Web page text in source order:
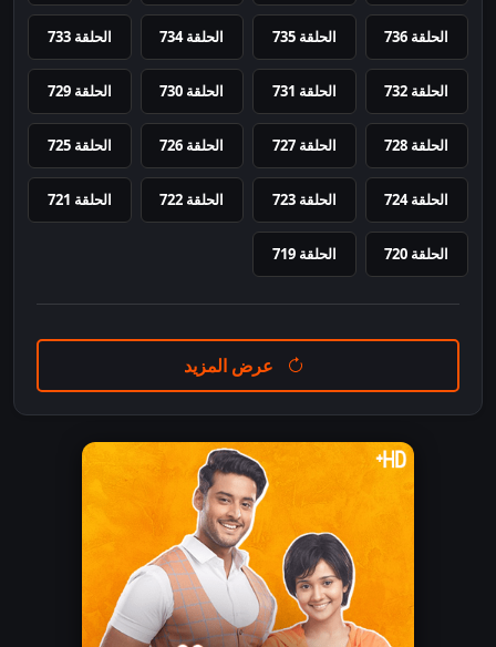
الحلقة 736 الحلقة 735 الحلقة 734 الحلقة 733
الحلقة 732 الحلقة 731 الحلقة 730 الحلقة 729
الحلقة 728 الحلقة 727 الحلقة 726 الحلقة 725
الحلقة 724 الحلقة 723 الحلقة 722 الحلقة 721
الحلقة 720 الحلقة 719
عرض المزيد